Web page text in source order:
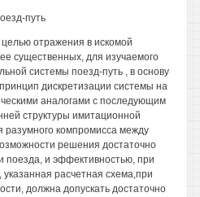
путь
целью отражения в искомой
существенных, для изучаемого
системы поезд-путь , в основу
дискретизации системы на
аналогами с последующим
структуры имитационной
компромисса между
решения достаточно
поезда, и эффективностью, при
расчетная схема,при
должна допускать достаточно